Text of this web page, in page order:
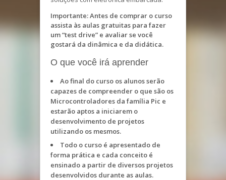
Importante: Antes de comprar o curso
assista às aulas gratuitas para fazer
um “test drive” e avaliar se você
gostará da dinâmica e da didática.
O que você irá aprender
Ao final do curso os alunos serão
capazes de compreender o que são os
Microcontroladores da família Pic e
estarão aptos a iniciarem o
desenvolvimento de projetos
utilizando os mesmos.
Todo o curso é apresentado de
forma prática e cada conceito é
ensinado a partir de diversos projetos
desenvolvidos durante as aulas.